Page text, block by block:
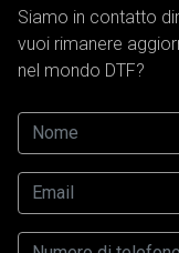
Siamo in contatto
vuoi rimanere
nel mondo DTF?